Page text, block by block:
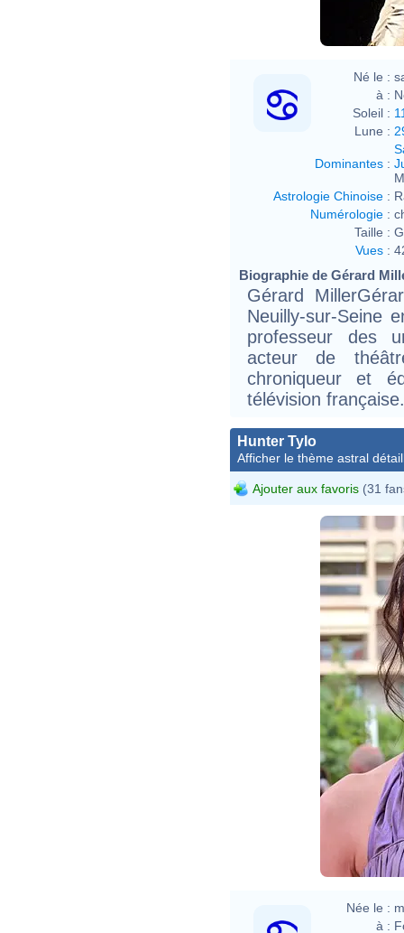
Né le :
à :
Soleil :
Lune :
Dominantes :
Astrologie Chinoise :
Numérologie :
Taille :
Vues :
Biographie de Gérard
Gérard
Neuilly-sur-Seine
professeur des
acteur de
chroniqueur et
télévision
Hunter Tylo
Afficher le thème astral
Ajouter aux favoris (31
Née le :
à :